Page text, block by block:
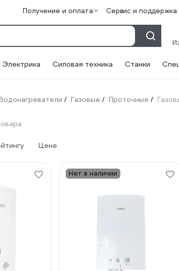
Получение и оплата Сервис и поддержка
Электрика Силовая техника Станки
/ Газовые / Проточные /
Цене
Нет в наличии